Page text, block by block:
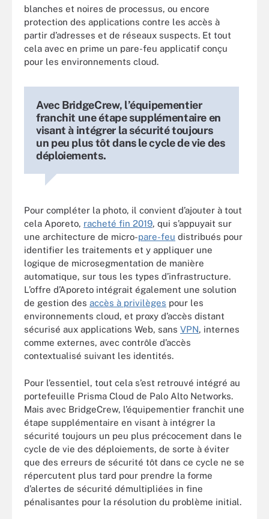
blanches et noires de processus, ou encore
protection des applications contre les accès à
partir d’adresses et de réseaux suspects. Et tout
cela avec en prime un pare-feu applicatif conçu
pour les environnements cloud.
Avec BridgeCrew, l’équipementier
franchit une étape supplémentaire en
visant à intégrer la sécurité toujours
un peu plus tôt dans le cycle de vie des
déploiements.
Pour compléter la photo, il convient d’ajouter à tout
cela Aporeto, racheté fin 2019, qui s’appuyait sur
une architecture de micro-pare-feu distribués pour
identifier les traitements et y appliquer une
logique de microsegmentation de manière
automatique, sur tous les types d’infrastructure.
L’offre d’Aporeto intégrait également une solution
de gestion des accès à privilèges pour les
environnements cloud, et proxy d’accès distant
sécurisé aux applications Web, sans VPN, internes
comme externes, avec contrôle d’accès
contextualisé suivant les identités.
Pour l’essentiel, tout cela s’est retrouvé intégré au
portefeuille Prisma Cloud de Palo Alto Networks.
Mais avec BridgeCrew, l’équipementier franchit une
étape supplémentaire en visant à intégrer la
sécurité toujours un peu plus précocement dans le
cycle de vie des déploiements, de sorte à éviter
que des erreurs de sécurité tôt dans ce cycle ne se
répercutent plus tard pour prendre la forme
d’alertes de sécurité démultipliées in fine
pénalisantes pour la résolution du problème initial.